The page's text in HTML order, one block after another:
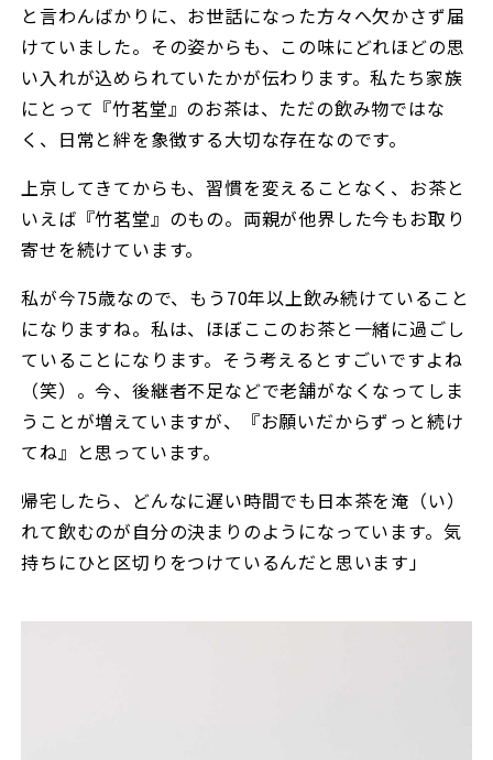
と言わんばかりに、お世話になった方々へ欠かさず届
けていました。その姿からも、この味にどれほどの思
い入れが込められていたかが伝わります。私たち家族
にとって『竹茗堂』のお茶は、ただの飲み物ではな
く、日常と絆を象徴する大切な存在なのです。
上京してきてからも、習慣を変えることなく、お茶と
いえば『竹茗堂』のもの。両親が他界した今もお取り
寄せを続けています。
私が今75歳なので、もう70年以上飲み続けていること
になりますね。私は、ほぼここのお茶と一緒に過ごし
ていることになります。そう考えるとすごいですよね
（笑）。今、後継者不足などで老舗がなくなってしま
うことが増えていますが、『お願いだからずっと続け
てね』と思っています。
帰宅したら、どんなに遅い時間でも日本茶を淹（い）
れて飲むのが自分の決まりのようになっています。気
持ちにひと区切りをつけているんだと思います」